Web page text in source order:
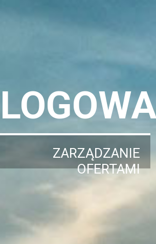
ZARZĄDZANIE
OFERTAMI